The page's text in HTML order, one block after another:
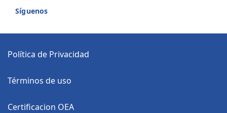
Síguenos
Política de Privacidad
Términos de uso
Certificacion OEA